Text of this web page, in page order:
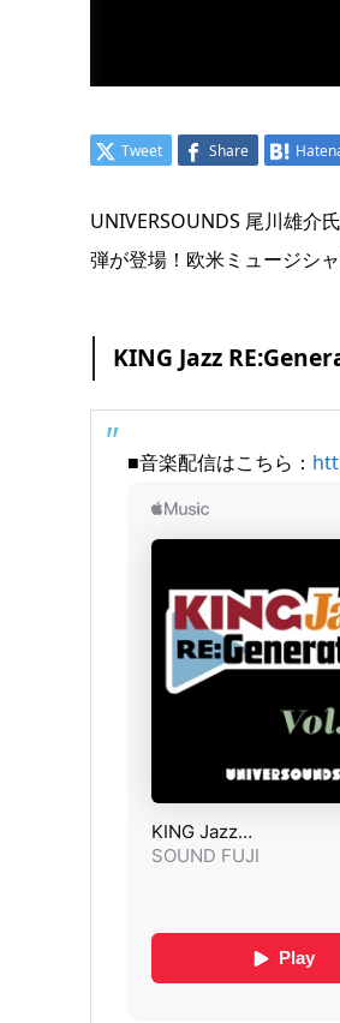
Tweet Share
UNIVERSOUNDS 尾川雄介
弾が登場！欧米ミュージシ
KING Jazz
■音楽配信はこちら：